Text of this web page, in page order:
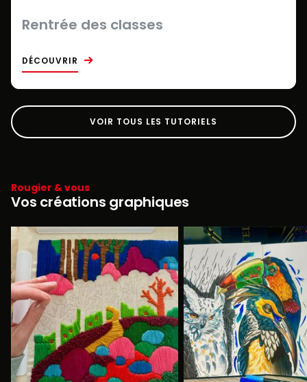
Rentrée des classes
DÉCOUVRIR
VOIR TOUS LES TUTORIELS
Rougier & vous
Vos créations graphiques